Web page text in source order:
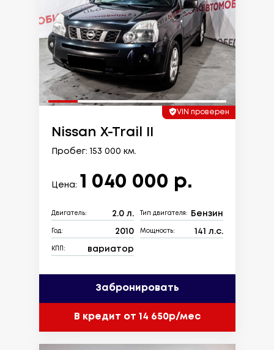
VIN проверен
Nissan X-Trail II
Пробег: 153 000 км.
Цена: 1 040 000 р.
Двигатель: 2.0 л. Тип двигателя: Бензин
Год: 2010 Мощность: 141 л.с.
КПП: вариатор
Забронировать
В кредит от 14 650р/мес